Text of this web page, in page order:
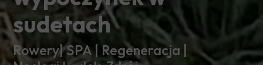
sudetach
Rowery| SPA | Regeneracja |
Zewnętrzna